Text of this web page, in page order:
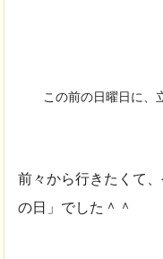
この前の日曜日に、
前々から行きたくて
の日」でした＾＾